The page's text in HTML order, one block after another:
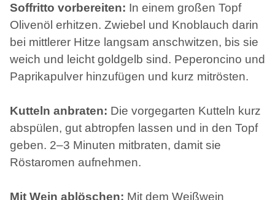
Soffritto vorbereiten: In einem großen Topf
Olivenöl erhitzen. Zwiebel und Knoblauch darin
bei mittlerer Hitze langsam anschwitzen, bis sie
weich und leicht goldgelb sind. Peperoncino und
Paprikapulver hinzufügen und kurz mitrösten.
Kutteln anbraten: Die vorgegarten Kutteln kurz
abspülen, gut abtropfen lassen und in den Topf
geben. 2–3 Minuten mitbraten, damit sie
Röstaromen aufnehmen.
Mit Wein ablöschen: Mit dem Weißwein